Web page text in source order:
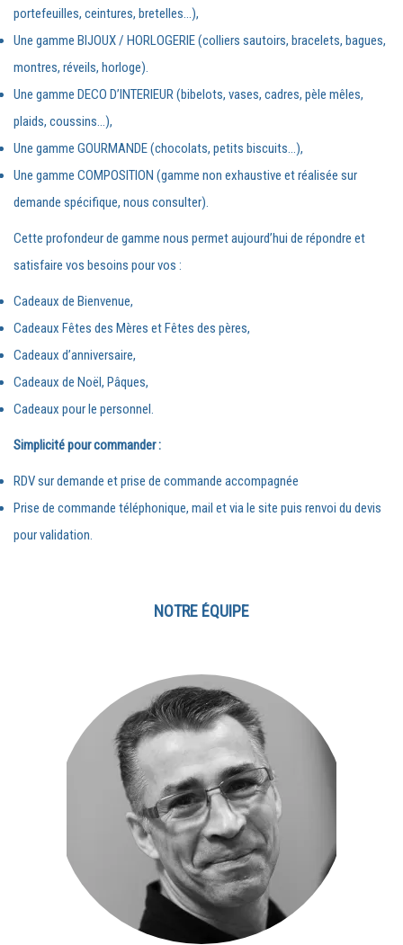
portefeuilles, ceintures, bretelles…),
Une gamme BIJOUX / HORLOGERIE (colliers sautoirs, bracelets, bagues,
montres, réveils, horloge).
Une gamme DECO D’INTERIEUR (bibelots, vases, cadres, pèle mêles,
plaids, coussins…),
Une gamme GOURMANDE (chocolats, petits biscuits…),
Une gamme COMPOSITION (gamme non exhaustive et réalisée sur
demande spécifique, nous consulter).
Cette profondeur de gamme nous permet aujourd’hui de répondre et
satisfaire vos besoins pour vos :
Cadeaux de Bienvenue,
Cadeaux Fêtes des Mères et Fêtes des pères,
Cadeaux d’anniversaire,
Cadeaux de Noël, Pâques,
Cadeaux pour le personnel.
Simplicité pour commander :
RDV sur demande et prise de commande accompagnée
Prise de commande téléphonique, mail et via le site puis renvoi du devis
pour validation.
NOTRE ÉQUIPE